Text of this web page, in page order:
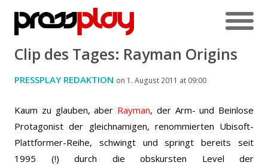
Clip des Tages: Rayman Origins
PRESSPLAY REDAKTION on 1. August 2011 at 09:00
Kaum zu glauben, aber Rayman, der Arm- und Beinlose
Protagonist der gleichnamigen, renommierten Ubisoft-
Plattformer-Reihe, schwingt und springt bereits seit
1995 (!) durch die obskursten Level der